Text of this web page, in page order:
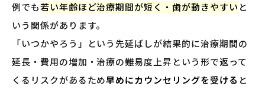
例でも若い年齢ほど治療期間が短く・歯が動きやすい と
いう関係があります。
「いつかやろう」という先延ばしが結果的に治療期間の
延長・費用の増加・治療の難易度上昇という形で返って
くるリスクがあるため早めにカウンセリングを受ける と